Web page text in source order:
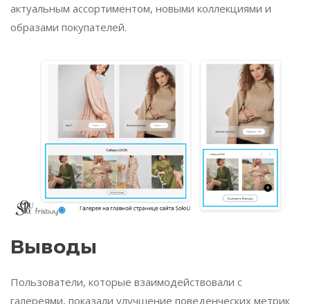
актуальным ассортиментом, новыми коллекциями и
образами покупателей.
Выводы
Пользователи, которые взаимодействовали с
галереями, показали улучшение поведенческих метрик